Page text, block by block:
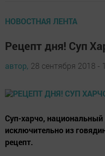
НОВОСТНАЯ ЛЕНТА
Рецепт дня! Суп
автор, 28 сентября 2018 -
Суп-харчо, национальный
исключительно из
рецепт.